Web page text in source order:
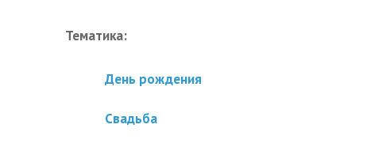
Тематика:
День рождения
Свадьба